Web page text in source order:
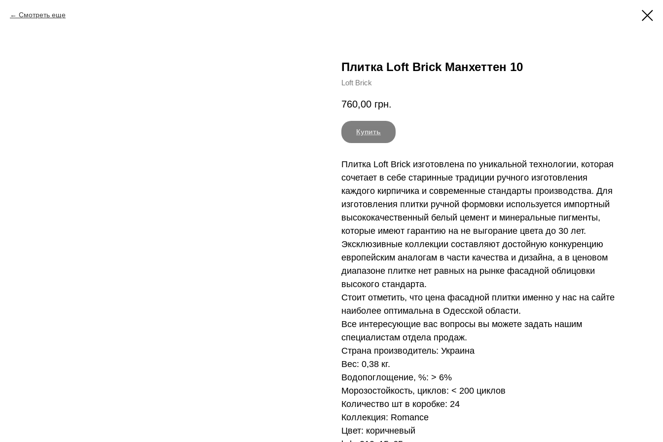
Смотреть еще
Плитка Loft Brick Манхеттен 10
Loft Brick
760,00 грн.
Купить
Плитка Loft Brick изготовлена по уникальной технологии, которая
сочетает в себе старинные традиции ручного изготовления
каждого кирпичика и современные стандарты производства. Для
изготовления плитки ручной формовки используется импортный
высококачественный белый цемент и минеральные пигменты,
которые имеют гарантию на не выгорание цвета до 30 лет.
Эксклюзивные коллекции составляют достойную конкуренцию
европейским аналогам в части качества и дизайна, а в ценовом
диапазоне плитке нет равных на рынке фасадной облицовки
высокого стандарта.
Стоит отметить, что цена фасадной плитки именно у нас на сайте
наиболее оптимальна в Одесской области.
Все интересующие вас вопросы вы можете задать нашим
специалистам отдела продаж.
Страна производитель: Украина
Вес: 0,38 кг.
Водопоглощение, %: > 6%
Морозостойкость, циклов: < 200 циклов
Количество шт в коробке: 24
Коллекция: Romance
Цвет: коричневый